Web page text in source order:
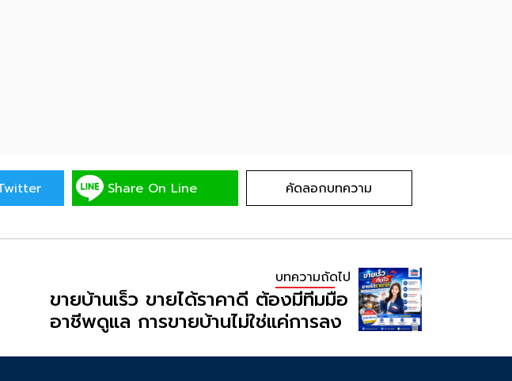
Share On Line คัดลอกบทความ
บทความถัดไป
ขายบ้านเร็ว ขายได้ราคาดี ต้องมีทีมมือ
อาชีพดูแล การขายบ้านไม่ใช่แค่การลง
การตลาด และการเข้าถึงกลุ่มลูกค้าที่